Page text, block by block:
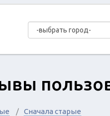
Сначала старые